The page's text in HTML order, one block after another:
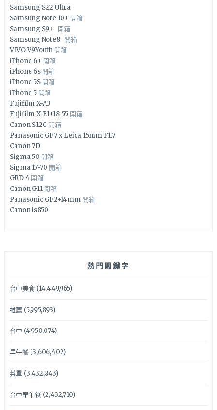
Samsung S22 Ultra
Samsung Note 10+ 開箱
Samsung S9+ 開箱
Samsung Note8 開箱
VIVO V9Youth 開箱
iPhone 6+ 開箱
iPhone 6s 開箱
iPhone 5S 開箱
iPhone 5 開箱
Fujifilm X-A3
Fujifilm X-E1+18-55 開箱
Canon S120 開箱
Panasonic GF7 x Leica 15mm F1.7
Canon 7D
Sigma 50 開箱
Sigma 17-70 開箱
GRD 4 開箱
Canon G11 開箱
Panasonic GF2+14mm 開箱
Canon is850
熱門關鍵字
台中美食(14,449,965)
推薦(5,995,893)
台中 (4,950,074)
早午餐(3,606,402)
菜單(3,432,843)
台中早午餐(2,432,710)